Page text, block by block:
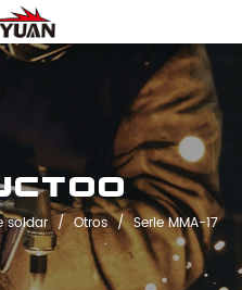
soldar / Otros / Serie MMA-17